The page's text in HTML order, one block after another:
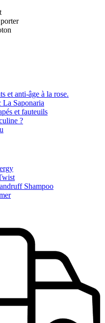
et anti-âge à la rose.
La Saponaria
et fauteuils
?
Shampoo